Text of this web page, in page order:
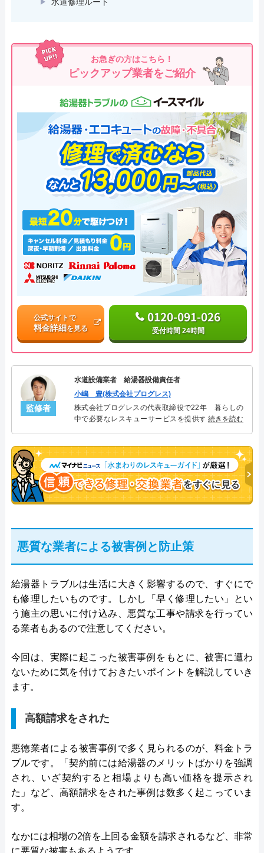
お急ぎの方はこちら！
ピックアップ業者をご紹介
公式サイトで
料金詳細を見る
0120-091-026
受付時間 24時間
監修者
水道設備業者 給湯器設備責任者
小嶋 豊(株式会社プログレス)
株式会社プログレスの代表取締役で22年 暮らしの
中で必要なレスキューサービスを提供する株式会社
決。多くのお客様に信頼される「給湯器」のスペシ
ャリスト。
続きを読む
悪質な業者による被害例と防止策
給湯器トラブルは生活に大きく影響するので、すぐにで
も修理したいものです。しかし「早く修理したい」とい
う施主の思いに付け込み、悪質な工事や請求を行ってい
る業者もあるので注意してください。
今回は、実際に起こった被害事例をもとに、被害に遭わ
ないために気を付けておきたいポイントを解説していき
ます。
高額請求をされた
悪徳業者による被害事例で多く見られるのが、料金トラ
ブルです。「契約前には給湯器のメリットばかりを強調
され、いざ契約すると相場よりも高い価格を提示され
た」など、高額請求をされた事例は数多く起こっていま
す。
なかには相場の2倍を上回る金額を請求されるなど、非常